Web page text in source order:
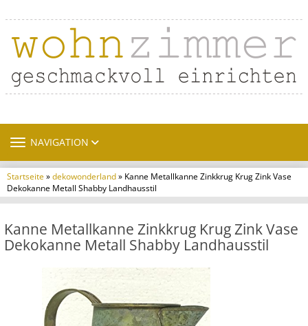
TOGGLE NAVIGATION
NAVIGATION
Startseite»dekowonderland» Kanne Metallkanne Zinkkrug Krug Zink Vase
Dekokanne Metall Shabby Landhausstil
Kanne Metallkanne Zinkkrug Krug Zink Vase
Dekokanne Metall Shabby Landhausstil